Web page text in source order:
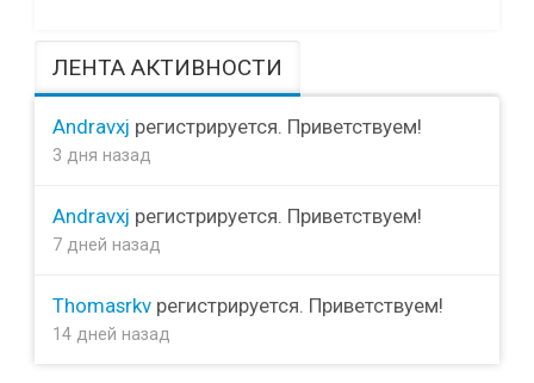
ЛЕНТА АКТИВНОСТИ
Andravxj регистрируется. Приветствуем!
3 дня назад
Andravxj регистрируется. Приветствуем!
7 дней назад
Thomasrkvрегистрируется. Приветствуем!
14 дней назад